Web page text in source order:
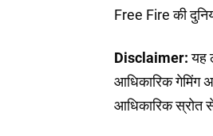
Free Fire की
Disclaimer:यह
आधिकारिक गेमिंग
आधिकारिक स्रोत